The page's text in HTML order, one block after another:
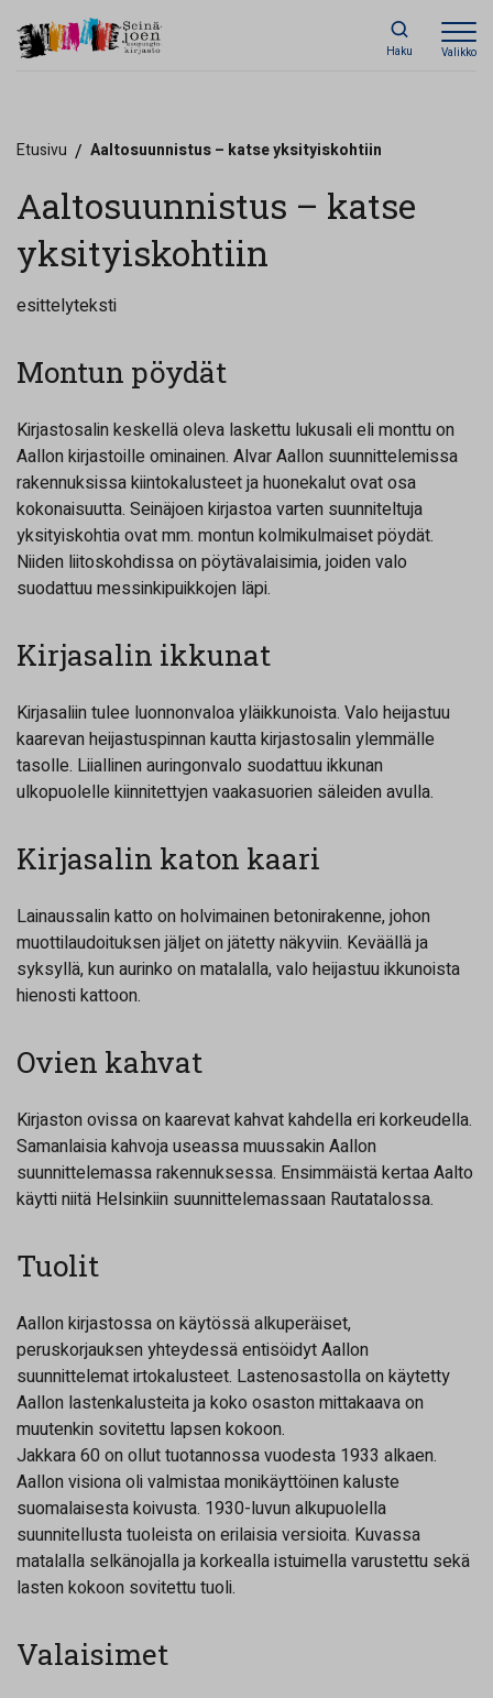
Haku Valikko
Etusivu / Aaltosuunnistus – katse yksityiskohtiin
Aaltosuunnistus – katse
yksityiskohtiin
esittelyteksti
Montun pöydät
Kirjastosalin keskellä oleva laskettu lukusali eli monttu on
Aallon kirjastoille ominainen. Alvar Aallon suunnittelemissa
rakennuksissa kiintokalusteet ja huonekalut ovatosa
kokonaisuutta. Seinäjoen kirjastoa varten suunniteltuja
yksityiskohtia ovat mm. montun kolmikulmaiset pöydät.
Niiden liitoskohdissa on pöytävalaisimia, joiden valo
suodattuu messinkipuikkojen läpi.
Kirjasalin ikkunat
Kirjasaliin tulee luonnonvaloa yläikkunoista. Valo heijastuu
kaarevan heijastuspinnan kautta kirjastosalin ylemmälle
tasolle. Liiallinen auringonvalo suodattuu ikkunan
ulkopuolelle kiinnitettyjen vaakasuorien säleiden avulla.
Kirjasalin katon kaari
Lainaussalin katto on holvimainen betonirakenne, johon
muottilaudoituksen jäljet on jätetty näkyviin. Keväällä ja
syksyllä, kun aurinko on matalalla, valo heijastuu ikkunoista
hienosti kattoon.
Ovien kahvat
Kirjaston ovissa on kaarevat kahvat kahdella eri korkeudella.
Samanlaisia kahvoja useassa muussakin Aallon
suunnittelemassa rakennuksessa. Ensimmäistä kertaa Aalto
käytti niitä Helsinkiin suunnittelemassaan Rautatalossa.
Tuolit
Aallon kirjastossa on käytössä alkuperäiset,
peruskorjauksen yhteydessä entisöidyt Aallon
suunnittelemat irtokalusteet. Lastenosastolla on käytetty
Aallon lastenkalusteita ja koko osaston mittakaava on
muutenkin sovitettu lapsen kokoon.
Jakkara 60 on ollut tuotannossa vuodesta 1933 alkaen.
Aallon visiona oli valmistaa monikäyttöinen kaluste
suomalaisesta koivusta. 1930-luvun alkupuolella
suunnitellusta tuoleista on erilaisia versioita. Kuvassa
matalalla selkänojalla ja korkealla istuimella varustettu sekä
lasten kokoon sovitettu tuoli.
Valaisimet